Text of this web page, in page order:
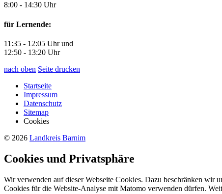
8:00 - 14:30 Uhr
für Lernende:
11:35 - 12:05 Uhr und
12:50 - 13:20 Uhr
nach oben Seite drucken
Startseite
Impressum
Datenschutz
Sitemap
Cookies
© 2026 Landkreis Barnim
Cookies und Privatsphäre
Wir verwenden auf dieser Webseite Cookies. Dazu beschränken wir
Cookies für die Website-Analyse mit Matomo verwenden dürfen.